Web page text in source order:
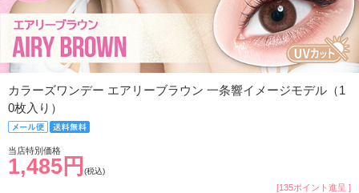
カラーズワンデー エアリーブラウン 一条響イメージモデル（1
0枚入り）
当店特別価格
1,485円 (税込)
[135ポイント進呈 ]